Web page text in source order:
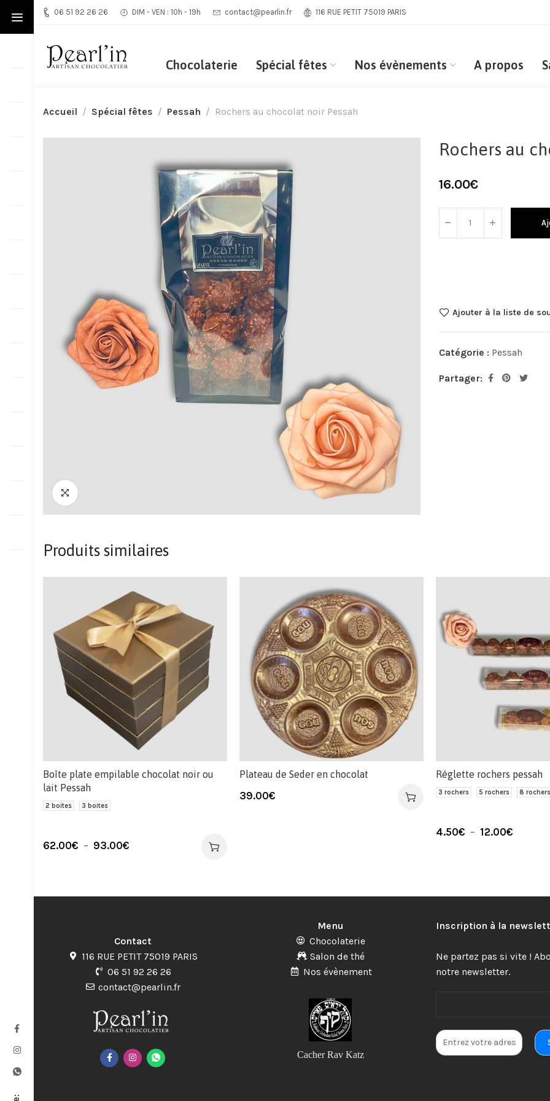
06 51 92 26 26 DIM - VEN : 10h - 19h contact@pearlin.fr 116 RUE PETIT 75019 PARIS
Chocolaterie Spécial fêtes Nos évènements A propos
Accueil Spécial fêtes Pessah Rochers au chocolat noir Pessah
Rochers au
16.00€
Ajouter à la liste de
Catégorie : Pessah
Partager:
Produits similaires
Boîte plate empilable chocolat noir ou
lait Pessah
2 boites 3 boites
62.00€ – 93.00€
Plateau de Seder en chocolat
39.00€
Réglette rochers pessah
3 rochers 5 rochers 8 rochers
4.50€ – 12.00€
Contact
116 RUE PETIT 75019 PARIS
06 51 92 26 26
contact@pearlin.fr
Menu
Chocolaterie
Salon de thé
Nos évènement
Cacher Rav Katz
Inscription à la
Ne partez pas si vite !
notre newsletter.